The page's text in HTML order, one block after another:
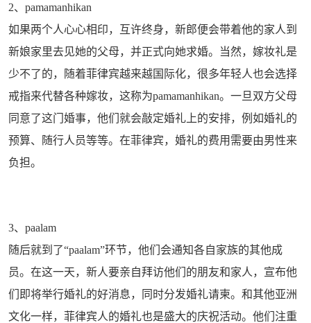
2、pamamanhikan
如果两个人心心相印，互许终身，新郎便会带着他的家人到
新娘家里去见她的父母，并正式向她求婚。当然，嫁妆礼是
少不了的，随着菲律宾越来越国际化，很多年轻人也会选择
戒指来代替各种嫁妆，这称为pamamanhikan。一旦双方父母
同意了这门婚事，他们就会敲定婚礼上的安排，例如婚礼的
预算、随行人员等等。在菲律宾，婚礼的费用需要由男性来
负担。
3、paalam
随后就到了“paalam”环节，他们会通知各自家族的其他成
员。在这一天，新人要亲自拜访他们的朋友和家人，宣布他
们即将举行婚礼的好消息，同时分发婚礼请柬。和其他亚洲
文化一样，菲律宾人的婚礼也是盛大的庆祝活动。他们注重